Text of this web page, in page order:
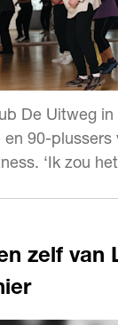
De Uitweg in
en 90-plussers
‘Ik zou
zelf van